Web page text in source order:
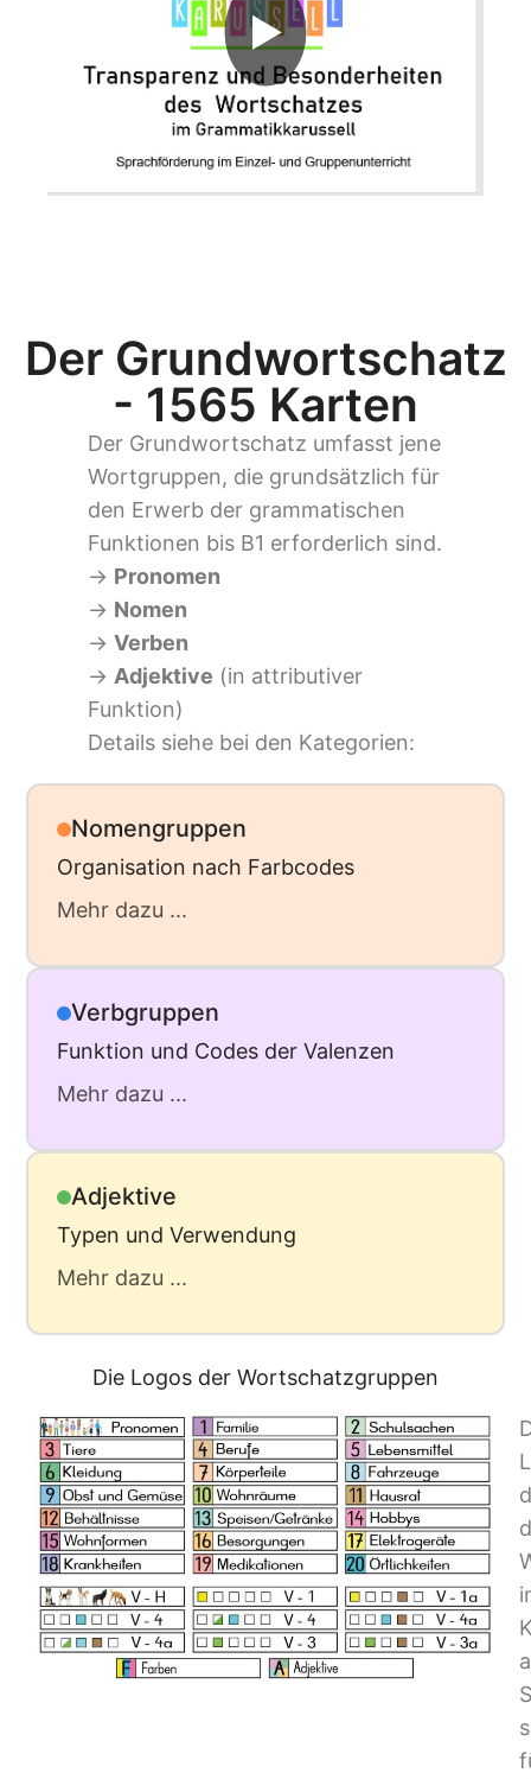
Der Grundwortschatz
- 1565 Karten
Der Grundwortschatz umfasst jene
Wortgruppen, die grundsätzlich für
den Erwerb der grammatischen
Funktionen bis B1 erforderlich sind.
→ Pronomen
→ Nomen
→Verben
→ Adjektive (in attributiver
Funktion)
Details siehe bei den Kategorien:
Nomengruppen
Organisation nach Farbcodes
Mehr dazu ...
Verbgruppen
Funktion und Codes der Valenzen
Mehr dazu ...
Adjektive
Typen und Verwendung
Mehr dazu ...
Die Logos der Wortschatzgruppen